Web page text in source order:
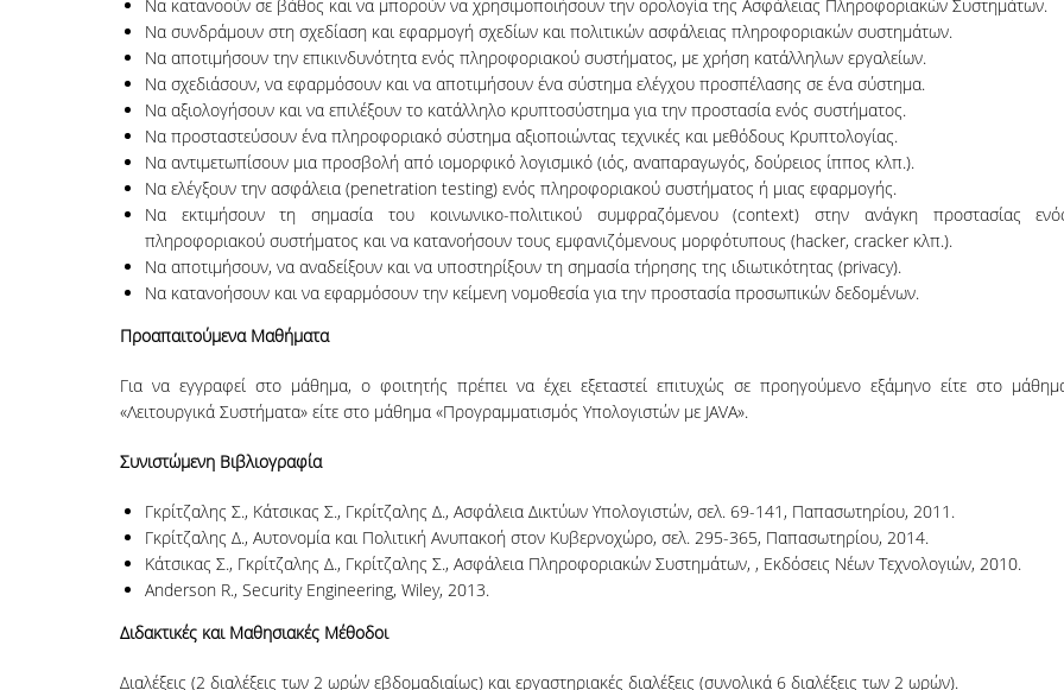
Να κατανοούν σε βάθος και να μπορούν να χρησιμοποιήσουν την ορολογία της Ασφάλειας Πληροφοριακών Συστημάτων.
Να συνδράμουν στη σχεδίαση και εφαρμογή σχεδίων και πολιτικών ασφάλειας πληροφοριακών συστημάτων.
Να αποτιμήσουν την επικινδυνότητα ενός πληροφοριακού συστήματος, με χρήση κατάλληλων εργαλείων.
Να σχεδιάσουν, να εφαρμόσουν και να αποτιμήσουν ένα σύστημα ελέγχου προσπέλασης σε ένα σύστημα.
Να αξιολογήσουν και να επιλέξουν το κατάλληλο κρυπτοσύστημα για την προστασία ενός συστήματος.
Να προσταστεύσουν ένα πληροφοριακό σύστημα αξιοποιώντας τεχνικές και μεθόδους Κρυπτολογίας.
Να αντιμετωπίσουν μια προσβολή από ιομορφικό λογισμικό (ιός, αναπαραγωγός, δούρειος ίππος κλπ.).
Να ελέγξουν την ασφάλεια (penetration testing) ενός πληροφοριακού συστήματος ή μιας εφαρμογής.
Να εκτιμήσουν τη σημασία του κοινωνικο-πολιτικού συμφραζόμενου (context) στην ανάγκη προστασίας
πληροφοριακού συστήματος και να κατανοήσουν τους εμφανιζόμενους μορφότυπους (hacker, cracker κλπ.).
Να αποτιμήσουν, να αναδείξουν και να υποστηρίξουν τη σημασία τήρησης της ιδιωτικότητας (privacy).
Να κατανοήσουν και να εφαρμόσουν την κείμενη νομοθεσία για την προστασία προσωπικών δεδομένων.
Προαπαιτούμενα Μαθήματα
Για να εγγραφεί στο μάθημα, ο φοιτητής πρέπει να έχει εξεταστεί επιτυχώς σε προηγούμενο εξάμηνο είτε στο
«Λειτουργικά Συστήματα» είτε στο μάθημα «Προγραμματισμός Υπολογιστών με JAVA».
Συνιστώμενη Βιβλιογραφία
Γκρίτζαλης Σ., Κάτσικας Σ., Γκρίτζαλης Δ., Ασφάλεια Δικτύων Υπολογιστών, σελ. 69-141, Παπασωτηρίου, 2011.
Γκρίτζαλης Δ., Αυτονομία και Πολιτική Ανυπακοή στον Κυβερνοχώρο, σελ. 295-365, Παπασωτηρίου, 2014.
Κάτσικας Σ., Γκρίτζαλης Δ., Γκρίτζαλης Σ., Ασφάλεια Πληροφοριακών Συστημάτων, , Εκδόσεις Νέων Τεχνολογιών, 2010.
Anderson R., Security Engineering, Wiley, 2013.
Διδακτικές και Μαθησιακές Μέθοδοι
Διαλέξεις (2 διαλέξεις των 2 ωρών εβδομαδιαίως) και εργαστηριακές διαλέξεις (συνολικά 6 διαλέξεις των 2 ωρών).